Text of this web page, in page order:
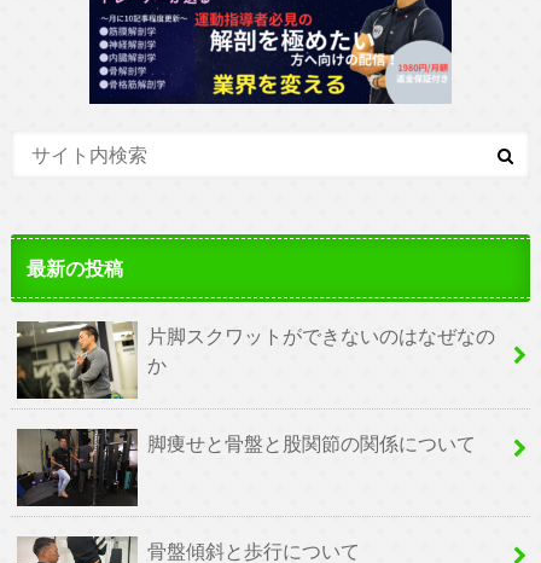
最新の投稿
片脚スクワットができないのはなぜなの
か
脚痩せと骨盤と股関節の関係について
骨盤傾斜と歩行について